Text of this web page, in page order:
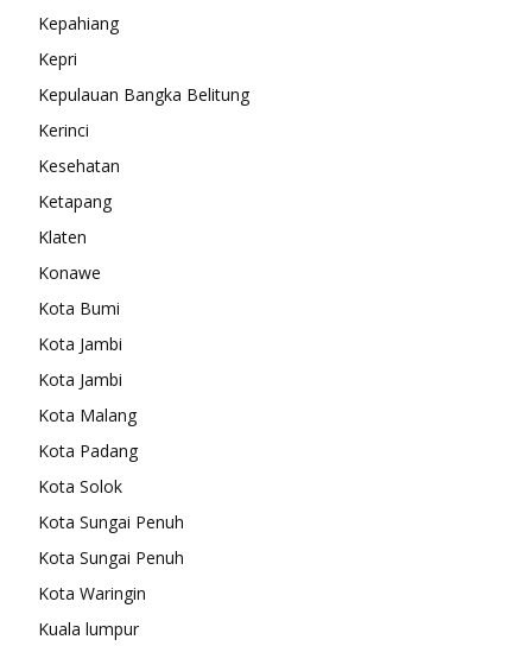
Kepahiang
Kepri
Kepulauan Bangka Belitung
Kerinci
Kesehatan
Ketapang
Klaten
Konawe
Kota Bumi
Kota Jambi
Kota Jambi
Kota Malang
Kota Padang
Kota Solok
Kota Sungai Penuh
Kota Sungai Penuh
Kota Waringin
Kuala lumpur